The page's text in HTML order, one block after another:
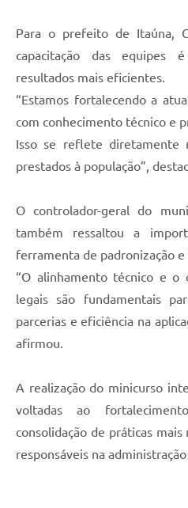
Para o prefeito de Itaúna,
capacitação das equipes
resultados mais eficientes.
“Estamos fortalecendo a
com conhecimento técnico e
Isso se reflete diretamente
prestados à população”,
O controlador-geral do
também ressaltou a
ferramenta de padronização e
“O alinhamento técnico e o
legais são fundamentais
parcerias e eficiência na
afirmou.
A realização do minicurso
voltadas ao
consolidação de práticas
responsáveis na